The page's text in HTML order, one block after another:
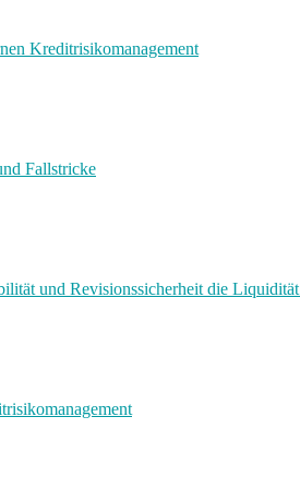
Kreditrisikomanagement
Fallstricke
und Revisionssicherheit die